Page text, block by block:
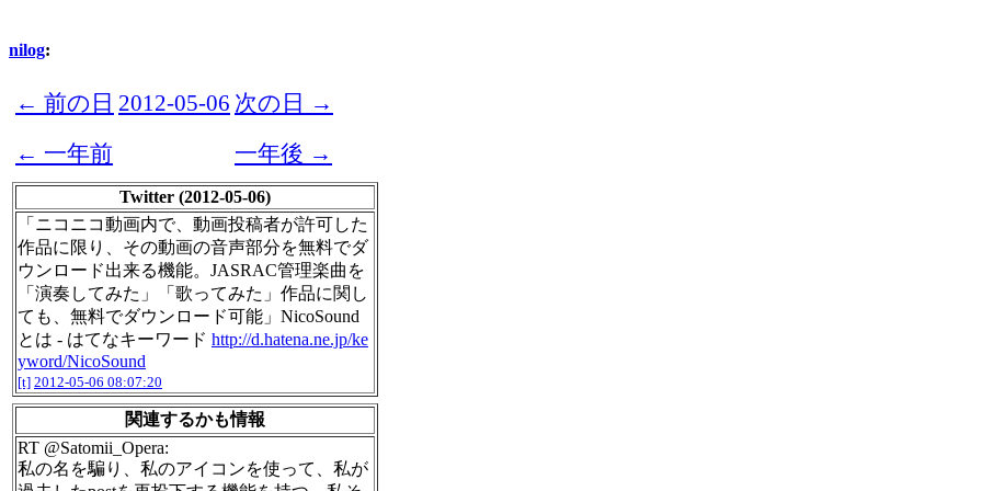
nilog:
← 前の日 2012-05-06 次の日 →
← 一年前
一年後 →
Twitter (2012-05-06)
「ニコニコ動画内で、動画投稿者が許可した
作品に限り、その動画の音声部分を無料でダ
ウンロード出来る機能。JASRAC管理楽曲を
「演奏してみた」「歌ってみた」作品に関し
ても、無料でダウンロード可能」NicoSound
とは - はてなキーワード http://d.hatena.ne.jp/ke
yword/NicoSound
[t] 2012-05-06 08:07:20
関連するかも情報
RT @Satomii_Opera:
私の名を騙り、私のアイコンを使って、私が